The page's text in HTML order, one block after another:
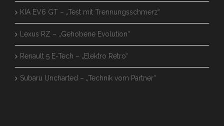
KIA EV6 GT – „Test mit Trennungsschmerz“
Lexus RZ – „Gehobene Evolution“
Renault 5 E-Tech – „Elektro Retro“
Subaru Uncharted – „Technik vom Partner“